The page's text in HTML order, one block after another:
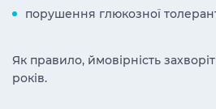
порушення глюкозної
Як правило, ймовірність
років.